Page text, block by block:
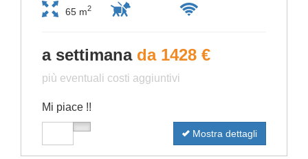
65 m2
a settimana da 1428 €
più eventuali costi aggiuntivi
Mi piace !!
Mostra dettagli